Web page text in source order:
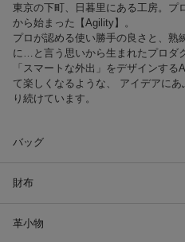
東京の下町、日暮里にある工房。プ
から始まった【Agility】。
プロが認める使い勝手の良さと、熟
に…と言う思いから生まれたプロダ
「スマートな外出」をデザインす
て楽しくなるような、 アイデアに
り続けています。
バッグ
財布
革小物